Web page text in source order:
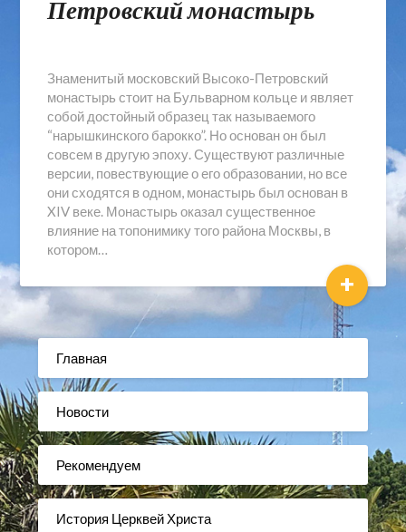
Петровский монастырь
Знаменитый московский Высоко-Петровский
монастырь стоит на Бульварном кольце и являет
собой достойный образец так называемого
“нарышкинского барокко”. Но основан он был
совсем в другую эпоху. Существуют различные
версии, повествующие о его образовании, но все
они сходятся в одном, монастырь был основан в
XIV веке. Монастырь оказал существенное
влияние на топонимику того района Москвы, в
котором…
+
Главная
Новости
Рекомендуем
История Церквей Христа